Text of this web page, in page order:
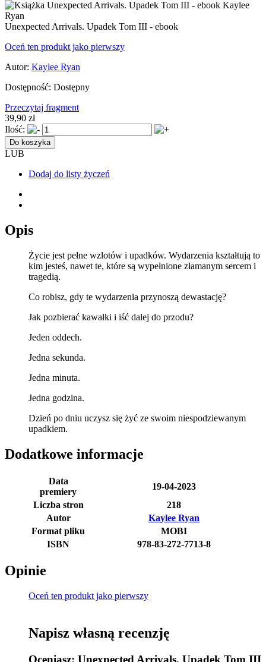
Unexpected Arrivals. Upadek Tom III - ebook
Oceń ten produkt jako pierwszy
Autor: Kaylee Ryan
Dostępność: Dostępny
Przeczytaj fragment
39,90 zł
Ilość:
Do koszyka
LUB
Dodaj do listy życzeń
Opis
Życie jest pełne wzlotów i upadków. Wydarzenia kształtują to
kim jesteś, nawet te, które są wypełnione złamanym sercem i
tragedią.
Co robisz, gdy te wydarzenia przynoszą dewastację?
Jak pozbierać kawałki i iść dalej do przodu?
Jeden oddech.
Jedna sekunda.
Jedna minuta.
Jedna godzina.
Dzień po dniu uczysz się żyć ze swoim niespodziewanym
upadkiem.
Dodatkowe informacje
Data
premiery
19-04-2023
Liczba stron
218
Autor
Kaylee Ryan
Format pliku
MOBI
ISBN
978-83-272-7713-8
Opinie
Oceń ten produkt jako pierwszy
Napisz własną recenzję
Oceniasz: Unexpected Arrivals. Upadek Tom III